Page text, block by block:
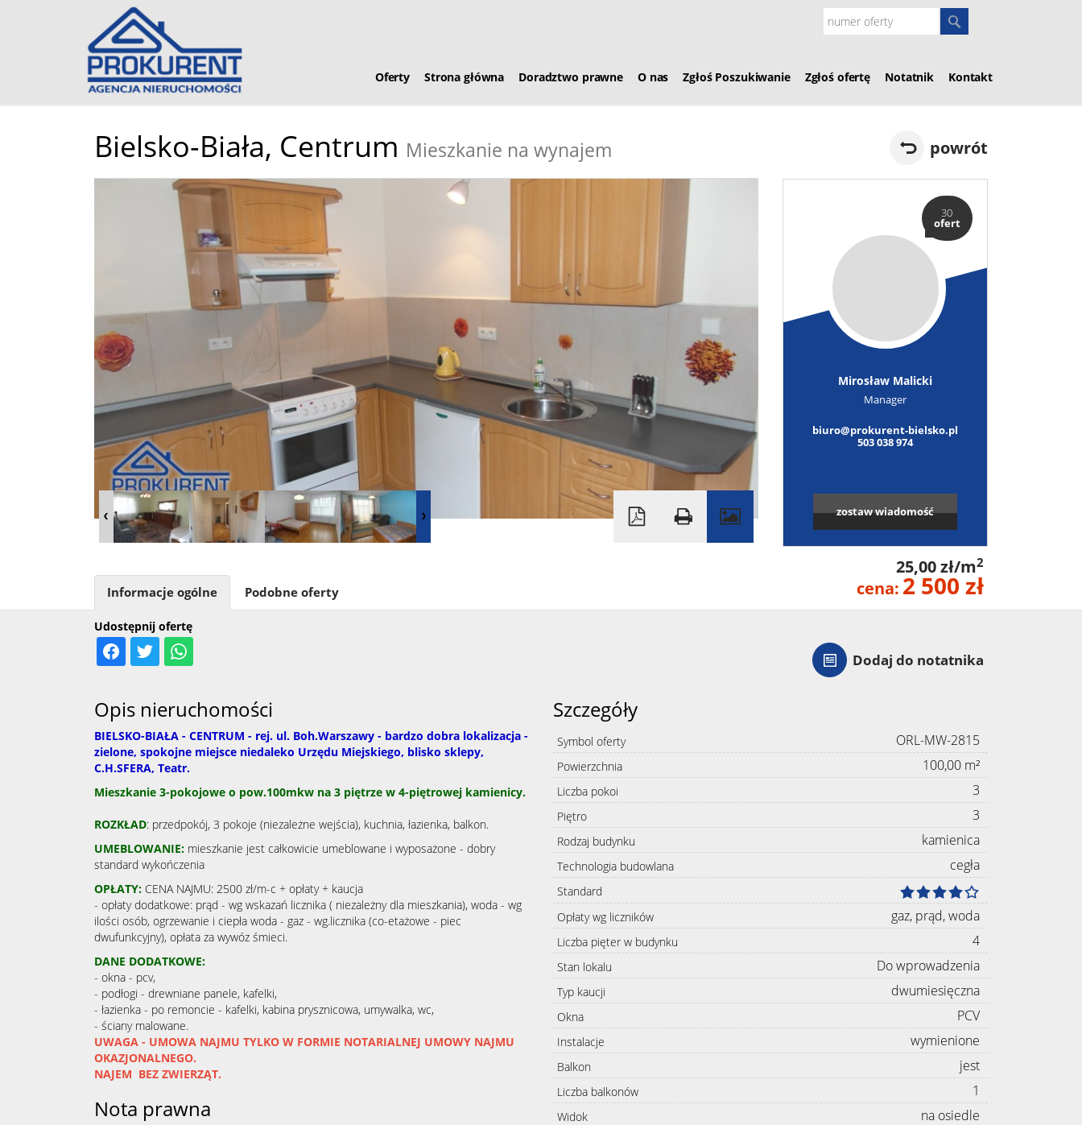
Oferty Strona główna Doradztwo prawne O nas Zgłoś Poszukiwanie Zgłoś ofertę Notatnik Kontakt
Bielsko-Biała, Centrum Mieszkanie na wynajem powrót
30
ofert
Mirosław Malicki
Manager
biuro@prokurent-bielsko.pl
503 038 974
zostaw wiadomość
25,00 zł/m2
cena: 2 500 zł
Dodaj do notatnika
Udostępnij ofertę
Informacje ogólne Podobne oferty
Opis nieruchomości
BIELSKO-BIAŁA - CENTRUM - rej. ul. Boh.Warszawy - bardzo dobra lokalizacja -
zielone, spokojne miejsce niedaleko Urzędu Miejskiego, blisko sklepy,
C.H.SFERA, Teatr.
Mieszkanie 3-pokojowe o pow.100mkw na 3 piętrze w 4-piętrowej kamienicy.
ROZKŁAD: przedpokój, 3 pokoje (niezależne wejścia), kuchnia, łazienka, balkon.
UMEBLOWANIE: mieszkanie jest całkowicie umeblowane i wyposażone - dobry
standard wykończenia
OPŁATY: CENA NAJMU: 2500 zł/m-c + opłaty + kaucja
- opłaty dodatkowe: prąd - wg wskazań licznika ( niezależny dla mieszkania), woda - wg
ilości osób, ogrzewanie i ciepła woda - gaz - wg.licznika (co-etażowe - piec
dwufunkcyjny), opłata za wywóz śmieci.
DANE DODATKOWE:
- okna - pcv,
- podłogi - drewniane panele, kafelki,
- łazienka - po remoncie - kafelki, kabina prysznicowa, umywalka, wc,
- ściany malowane.
UWAGA - UMOWA NAJMU TYLKO W FORMIE NOTARIALNEJ UMOWY NAJMU
OKAZJONALNEGO.
NAJEM BEZ ZWIERZĄT.
Nota prawna
Szczegóły
Symbol oferty ORL-MW-2815
Powierzchnia 100,00 m²
Liczba pokoi 3
Piętro 3
Rodzaj budynku kamienica
Technologia budowlana cegła
Standard
Opłaty wg liczników
gaz, prąd, woda
Liczba pięter w budynku 4
Stan lokalu Do wprowadzenia
Typ kaucji dwumiesięczna
Okna PCV
Instalacje wymienione
Balkon jest
Liczba balkonów 1
Widok na osiedle